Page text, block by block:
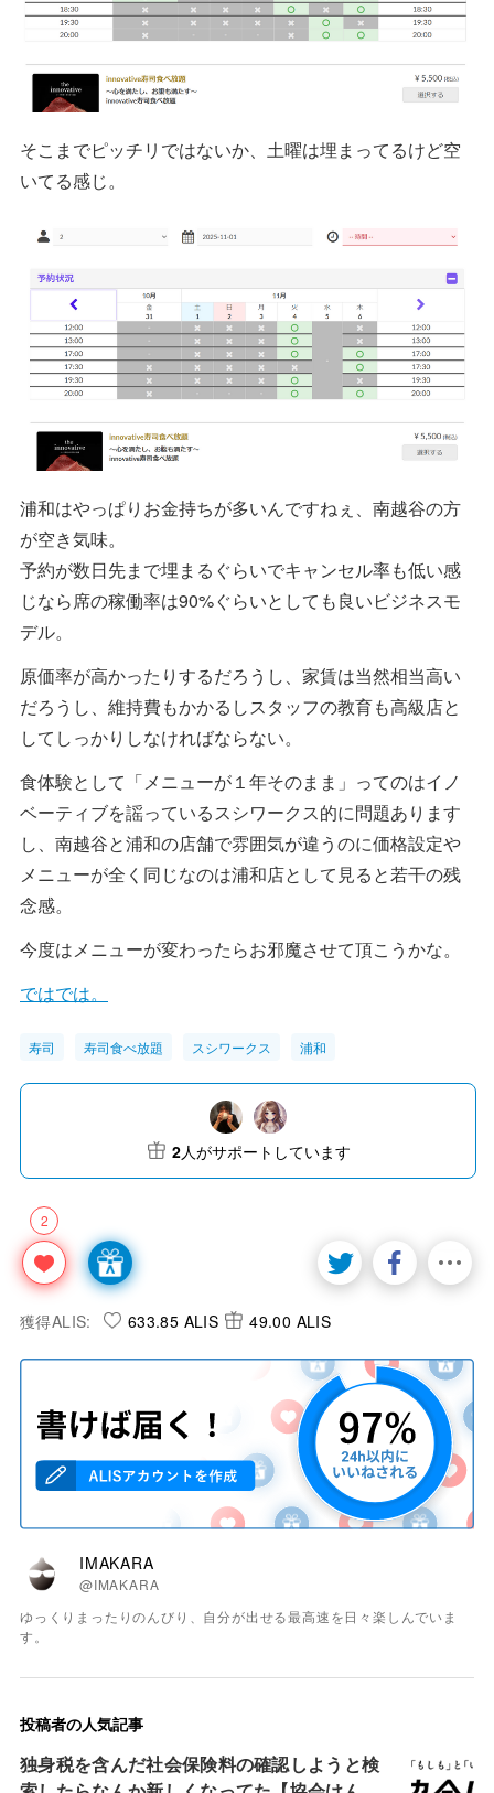
そこまでピッチリではないか、土曜は埋まってるけど空
いてる感じ。
浦和はやっぱりお金持ちが多いんですねぇ、南越谷の方
が空き気味。
予約が数日先まで埋まるぐらいでキャンセル率も低い感
じなら席の稼働率は90%ぐらいとしても良いビジネスモ
デル。
原価率が高かったりするだろうし、家賃は当然相当高い
だろうし、維持費もかかるしスタッフの教育も高級店と
してしっかりしなければならない。
食体験として「メニューが１年そのまま」ってのはイノ
ベーティブを謡っているスシワークス的に問題あります
し、南越谷と浦和の店舗で雰囲気が違うのに価格設定や
メニューが全く同じなのは浦和店として見ると若干の残
念感。
今度はメニューが変わったらお邪魔させて頂こうかな。
ではでは。
寿司 寿司食べ放題 スシワークス 浦和
2
2人がサポートしています
獲得ALIS: 633.85 ALIS 49.00 ALIS
IMAKARA
@IMAKARA
ゆっくりまったりのんびり、自分が出せる最高速を日々楽しんでいま
す。
投稿者の人気記事
独身税を含んだ社会保険料の確認しようと検